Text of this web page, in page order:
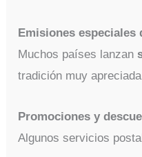
Emisiones especiales
Muchos países lanzan
tradición muy
Promociones y
Algunos servicios